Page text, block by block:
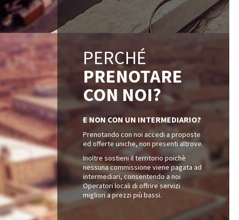
PERCHÉ
PRENOTARE
CON NOI?
E NON CON UN INTERMEDIARIO?
Prenotando con noi accedi a proposte
ed offerte uniche, non presenti altrove.
Inoltre sostieni il territorio poichè
nessuna commissione viene pagata ad
intermediari, consentendo a noi
Operatori locali di offrire servizi
migliori a prezzi più bassi.